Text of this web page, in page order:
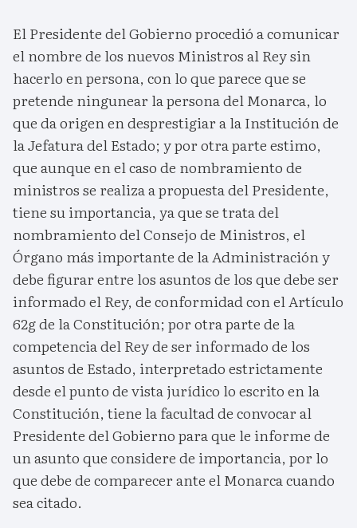
El Presidente del Gobierno procedió a comunicar
el nombre de los nuevos Ministros al Rey sin
hacerlo en persona, con lo que parece que se
pretende ningunear la persona del Monarca, lo
que da origen en desprestigiar a la Institución de
la Jefatura del Estado; y por otra parte estimo,
que aunque en el caso de nombramiento de
ministros se realiza a propuesta del Presidente,
tiene su importancia, ya que se trata del
nombramiento del Consejo de Ministros, el
Órgano más importante de la Administración y
debe figurar entre los asuntos de los que debe ser
informado el Rey, de conformidad con el Artículo
62g de la Constitución; por otra parte de la
competencia del Rey de ser informado de los
asuntos de Estado, interpretado estrictamente
desde el punto de vista jurídico lo escrito en la
Constitución, tiene la facultad de convocar al
Presidente del Gobierno para que le informe de
un asunto que considere de importancia, por lo
que debe de comparecer ante el Monarca cuando
sea citado.